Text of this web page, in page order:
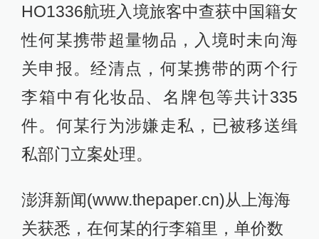
HO1336航班入境旅客中查获中国籍女
性何某携带超量物品，入境时未向海
关申报。经清点，何某携带的两个行
李箱中有化妆品、名牌包等共计335
件。何某行为涉嫌走私，已被移送缉
私部门立案处理。
澎湃新闻(www.thepaper.cn)从上海海
关获悉，在何某的行李箱里，单价数